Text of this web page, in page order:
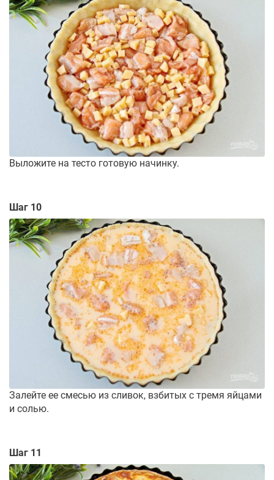
Выложите на тесто готовую начинку.
Шаг 10
Залейте ее смесью из сливок, взбитых с тремя яйцами
и солью.
Шаг 11